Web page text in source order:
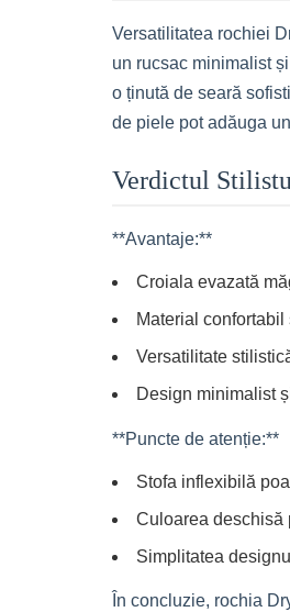
Versatilitatea rochiei
un rucsac minimalist
o ținută de seară
de piele pot adăuga
Verdictul
**Avantaje:**
Croiala evazată
Material
Versatilitate
Design minimalist
**Puncte de atenție:**
Stofa inflexibilă
Culoarea deschisă
Simplitatea
În concluzie, rochia